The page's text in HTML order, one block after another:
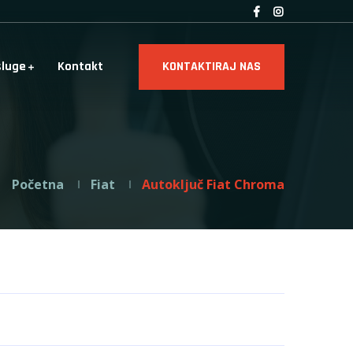
Kontakt KONTAKTIRAJ NAS
Početna Fiat Autoključ Fiat Chroma